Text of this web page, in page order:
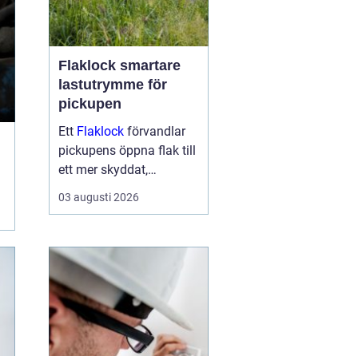
Flaklock smartare
lastutrymme för
pickupen
Ett Flaklock förvandlar
pickupens öppna flak till
ett mer skyddat,
praktiskt och ibland
också mer bränslesnålt
är skillnaden tydlig
redan efter första
veckan: mindre stök,
torrar...
03 augusti 2026